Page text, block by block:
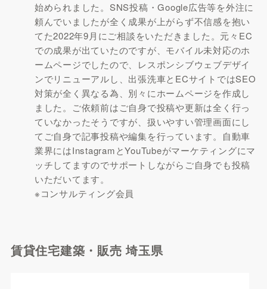
始められました。SNS投稿・Google広告等を外注に
頼んでいましたが全く成果が上がらず不信感を抱い
てた2022年9月にご相談をいただきました。元々EC
での成果が出ていたのですが、モバイル未対応のホ
ームページでしたので、レスポンシブウェブデザイ
ンでリニューアルし、出張洗車とECサイトではSEO
対策が全く異なる為、別々にホームページを作成し
ました。ご依頼前はご自身で投稿や更新は全く行っ
ていなかったそうですが、扱いやすい管理画面にし
てご自身で記事投稿や編集を行っています。自動車
業界にはInstagramとYouTubeがマーケティングにマ
ッチしてますのでサポートしながらご自身でも投稿
いただいてます。
※コンサルティング会員
賃貸住宅建築・販売 埼玉県